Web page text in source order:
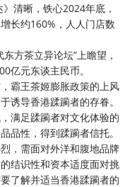
清晰，铁心2024年底，
长约160%，人人门店数
方茶立异论坛”上瞻望，
亿元东谈主民币。
霸王茶姬膨胀政策的上风
诱导香港蹂躏者的存眷。
满足蹂躏者对文化体验的
品性，得到蹂躏者信托。
，需面对外洋和腹地品牌
结识性和资本适度面对挑
了解并适当香港蹂躏者的